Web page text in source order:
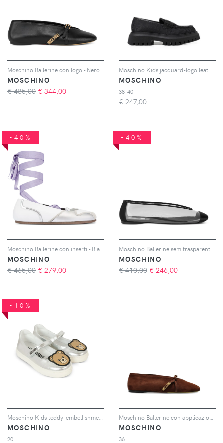
Moschino Ballerine con logo - Nero
MOSCHINO
€ 485,00 € 344,00
MOSCHINO
38-40
€ 247,00
-40%
MOSCHINO
€ 465,00 € 279,00
-40%
MOSCHINO
€ 410,00 € 246,00
-10%
MOSCHINO
20
MOSCHINO
36